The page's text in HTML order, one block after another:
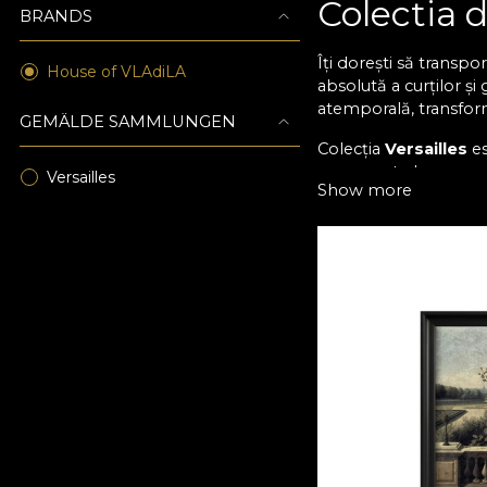
BRANDS
House of VLAdiLA
GEMÄLDE SAMMLUNGEN
Versailles
Colectia
Îți dorești să
absolută a curților și
atemporală,
ColecțiaVersailles
ornamente baroce,
ivoire și accentele
coloane, oglinzi,
Este arta care te
House of
simbolurilor
elegante și
Show more